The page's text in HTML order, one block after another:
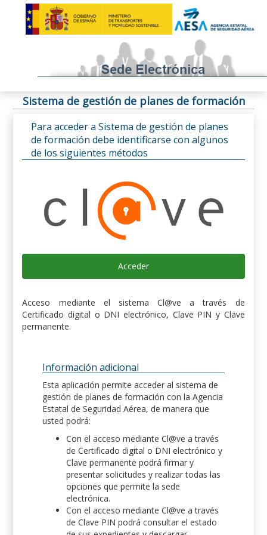
Sistema de gestión de planes de formación
Para acceder a Sistema de gestión de planes
de formación debe identificarse con algunos
de los siguientes métodos
Acceder
Acceso mediante el sistema Cl@ve a través de
Certificado digital o DNI electrónico, Clave PIN y Clave
permanente.
Información adicional
Esta aplicación permite acceder al sistema de
gestión de planes de formación con la Agencia
Estatal de Seguridad Aérea, de manera que
usted podrá:
Con el acceso mediante Cl@ve a través
de Certificado digital o DNI electrónico y
Clave permanente podrá firmar y
presentar solicitudes y realizar todas las
opciones que permite la sede
electrónica.
Con el acceso mediante Cl@ve a través
de Clave PIN podrá consultar el estado